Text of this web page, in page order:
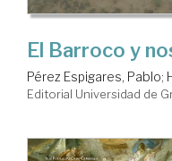
El Barroco y
Pérez Espigares, Pablo;
Editorial Universidad de